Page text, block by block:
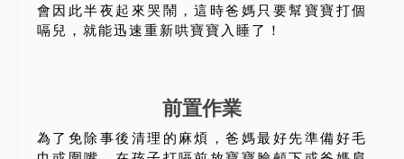
會因此半夜起來哭鬧，這時爸媽只要幫寶寶打個
嗝兒，就能迅速重新哄寶寶入睡了！
前置作業
為了免除事後清理的麻煩，爸媽最好先準備好毛